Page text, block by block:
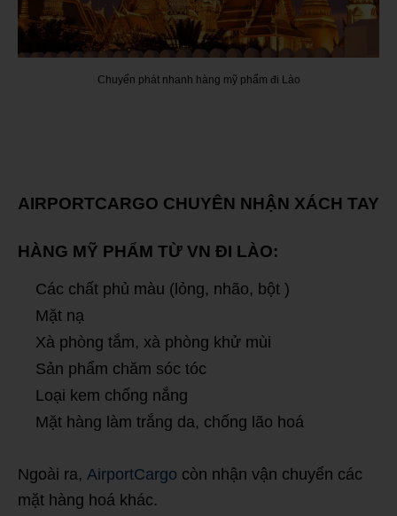
Chuyển phát nhanh hàng mỹ phẩm đi Lào
AIRPORTCARGO CHUYÊN NHẬN XÁCH TAY
HÀNG MỸ PHẨM TỪ VN ĐI LÀO:
Các chất phủ màu (lỏng, nhão, bột )
Mặt nạ
Xà phòng tắm, xà phòng khử mùi
Sản phẩm chăm sóc tóc
Loại kem chống nắng
Mặt hàng làm trắng da, chống lão hoá
Ngoài ra, AirportCargo còn nhận vận chuyển các
mặt hàng hoá khác.